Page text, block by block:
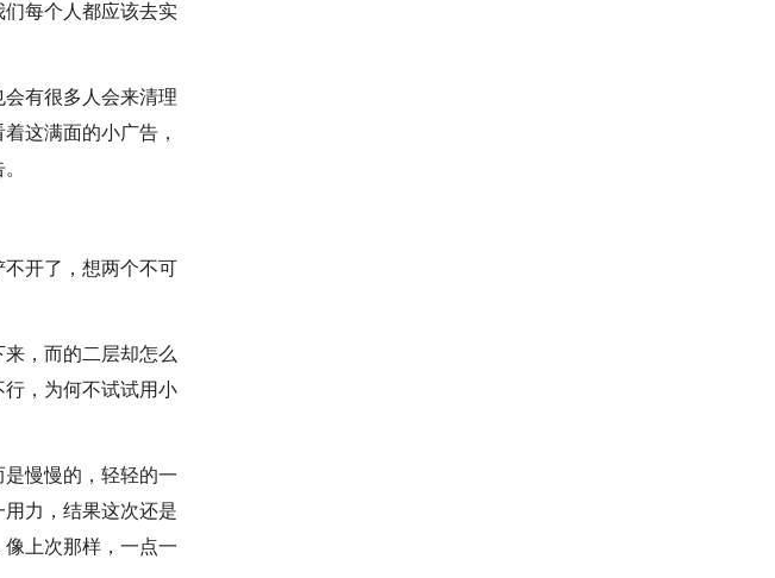
每个人都应该去实
有很多人会来清理
这满面的小广告，
开了，想两个不可
，而的二层却怎么
，为何不试试用小
慢慢的，轻轻的一
力，结果这次还是
上次那样，一点一